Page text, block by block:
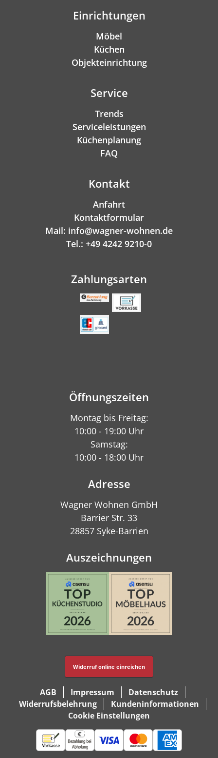
Einrichtungen
Möbel
Küchen
Objekteinrichtung
Service
Trends
Serviceleistungen
Küchenplanung
FAQ
Kontakt
Anfahrt
Kontaktformular
Mail: info@wagner-wohnen.de
Tel.: +49 4242 9210-0
Zahlungsarten
Öffnungszeiten
Montag bis Freitag:
10:00 - 19:00 Uhr
Samstag:
10:00 - 18:00 Uhr
Adresse
Wagner Wohnen GmbH
Barrier Str. 33
28857 Syke-Barrien
Auszeichnungen
Widerruf online einreichen
AGB Impressum
Datenschutz
Widerrufsbelehrung
Kundeninformationen
Cookie Einstellungen